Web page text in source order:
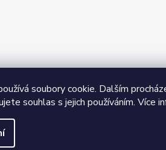
soubory cookie. Dalším
souhlas s jejich používáním. Více
Prezentační web Smart
zájmu o velkoobchodní